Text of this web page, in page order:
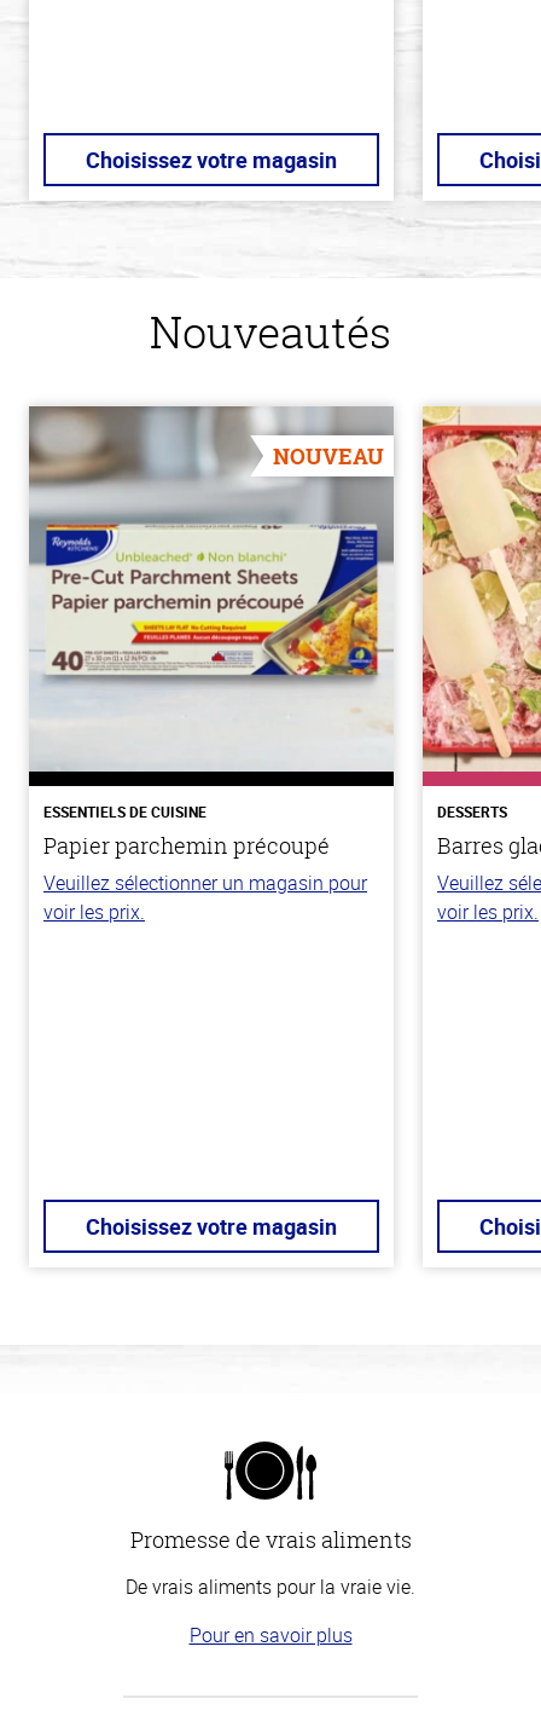
Choisissez votre magasin
Nouveautés
NOUVEAU
ESSENTIELS DE CUISINE
Papier parchemin précoupé
Veuillez sélectionner un magasin pour
voir les prix.
Choisissez votre magasin
DESSERTS
Barres
Veuillez
voir les prix.
Promesse de vrais aliments
De vrais aliments pour la vraie vie.
Pour en savoir plus